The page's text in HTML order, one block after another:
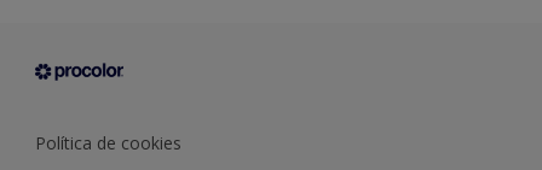
Condiciones generales de venta
Sobre Procolor
Política de cookies